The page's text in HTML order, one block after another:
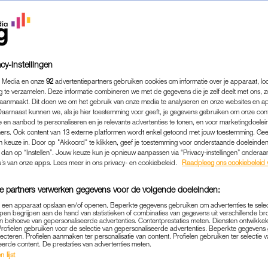
MOGEN NIET
NAAR
VOOR IEDEREEN
BINNENLAND|ACHTERGROND
09-03-2022 | DAPHNE KEISLAIR
in je vlucht uit Oekraïne, moet je in Nederland
instellingen
en onze 92 advertentiepartners gebruiken cookies om informatie over je apparaat,
te verzamelen. Deze informatie combineren we met de gegevens die je zelf deelt met ons,
Dit doen we om het gebruik van onze media te analyseren en onze websites en
kunnen we, als je hier toestemming voor geeft, je gegevens gebruiken om onze
en aanbod te personaliseren en je relevante advertenties te tonen, en voor
Ook content van 13 externe platformen wordt enkel getoond met jouw toestemming.
keuze in. Door op "Akkoord" te klikken, geef je toestemming voor onderstaande
op “Instellen”. Jouw keuze kun je opnieuw aanpassen via “Privacy-instellingen”
van onze apps. Lees meer in ons privacy- en cookiebeleid.
Raadpleeg ons cookiebeleid
partners verwerken gegevens voor de volgende doeleinden:
apparaat opslaan en/of openen. Beperkte gegevens gebruiken om advertenties te
begrijpen aan de hand van statistieken of combinaties van gegevens uit verschillende
behoeve van gepersonaliseerde advertenties. Contentprestaties meten. Diensten
gebruiken voor de selectie van gepersonaliseerde advertenties. Beperkte
Profielen aanmaken ter personalisatie van content. Profielen gebruiken ter selectie
content. De prestaties van advertenties meten.
lijst